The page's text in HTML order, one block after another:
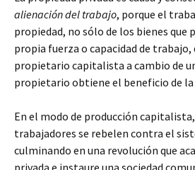
alienación del trabajo, porque el
propiedad, no sólo de los bienes que
propia fuerza o capacidad de trabajo,
propietario capitalista a cambio de
propietario obtiene el beneficio de la
En el modo de producción
trabajadores se rebelen contra el
culminando en una revolución que
privada e instaure una sociedad